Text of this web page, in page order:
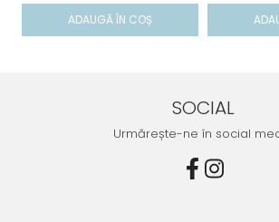
ADAUGĂ ÎN COȘ
SOCIAL
Urmărește-ne în social